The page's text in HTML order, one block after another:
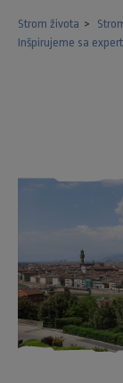
Strom života
Inšpirujeme sa